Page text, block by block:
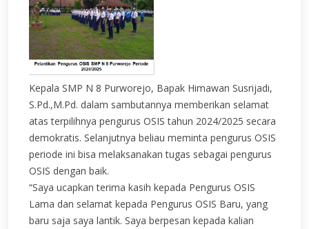
Kepala SMP N 8 Purworejo, Bapak Himawan Susrijadi,
S.Pd.,M.Pd. dalam sambutannya memberikan selamat
atas terpilihnya pengurus OSIS tahun 2024/2025 secara
demokratis. Selanjutnya beliau meminta pengurus OSIS
periode ini bisa melaksanakan tugas sebagai pengurus
OSIS dengan baik.
“Saya ucapkan terima kasih kepada Pengurus OSIS
Lama dan selamat kepada Pengurus OSIS Baru, yang
baru saja saya lantik. Saya berpesan kepada kalian